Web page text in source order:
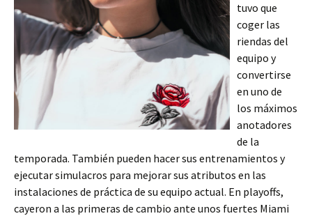
tuvo que
coger las
riendas del
equipo y
convertirse
en uno de
los máximos
anotadores
de la
temporada. También pueden hacer sus entrenamientos y
ejecutar simulacros para mejorar sus atributos en las
instalaciones de práctica de su equipo actual. En playoffs,
cayeron a las primeras de cambio ante unos fuertes Miami